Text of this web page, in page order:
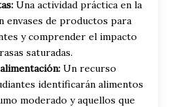
Una actividad práctica en la
envases de productos para
y comprender el impacto
saturadas.
Un recurso
identificarán alimentos
moderado y aquellos que